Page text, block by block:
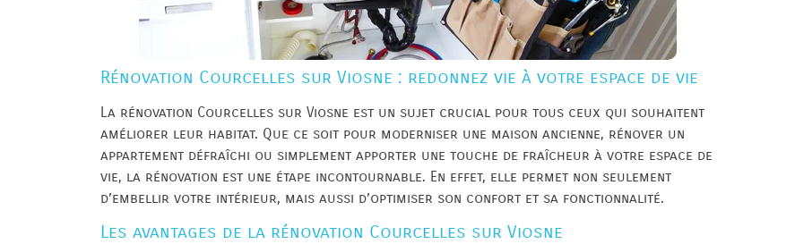
Rénovation Courcelles sur Viosne : redonnez vie à votre espace de vie
La rénovation Courcelles sur Viosne est un sujet crucial pour tous ceux qui souhaitent
améliorer leur habitat. Que ce soit pour moderniser une maison ancienne, rénover un
appartement défraîchi ou simplement apporter une touche de fraîcheur à votre espace de
vie, la rénovation est une étape incontournable. En effet, elle permet non seulement
d’embellir votre intérieur, mais aussi d’optimiser son confort et sa fonctionnalité.
Les avantages de la rénovation Courcelles sur Viosne